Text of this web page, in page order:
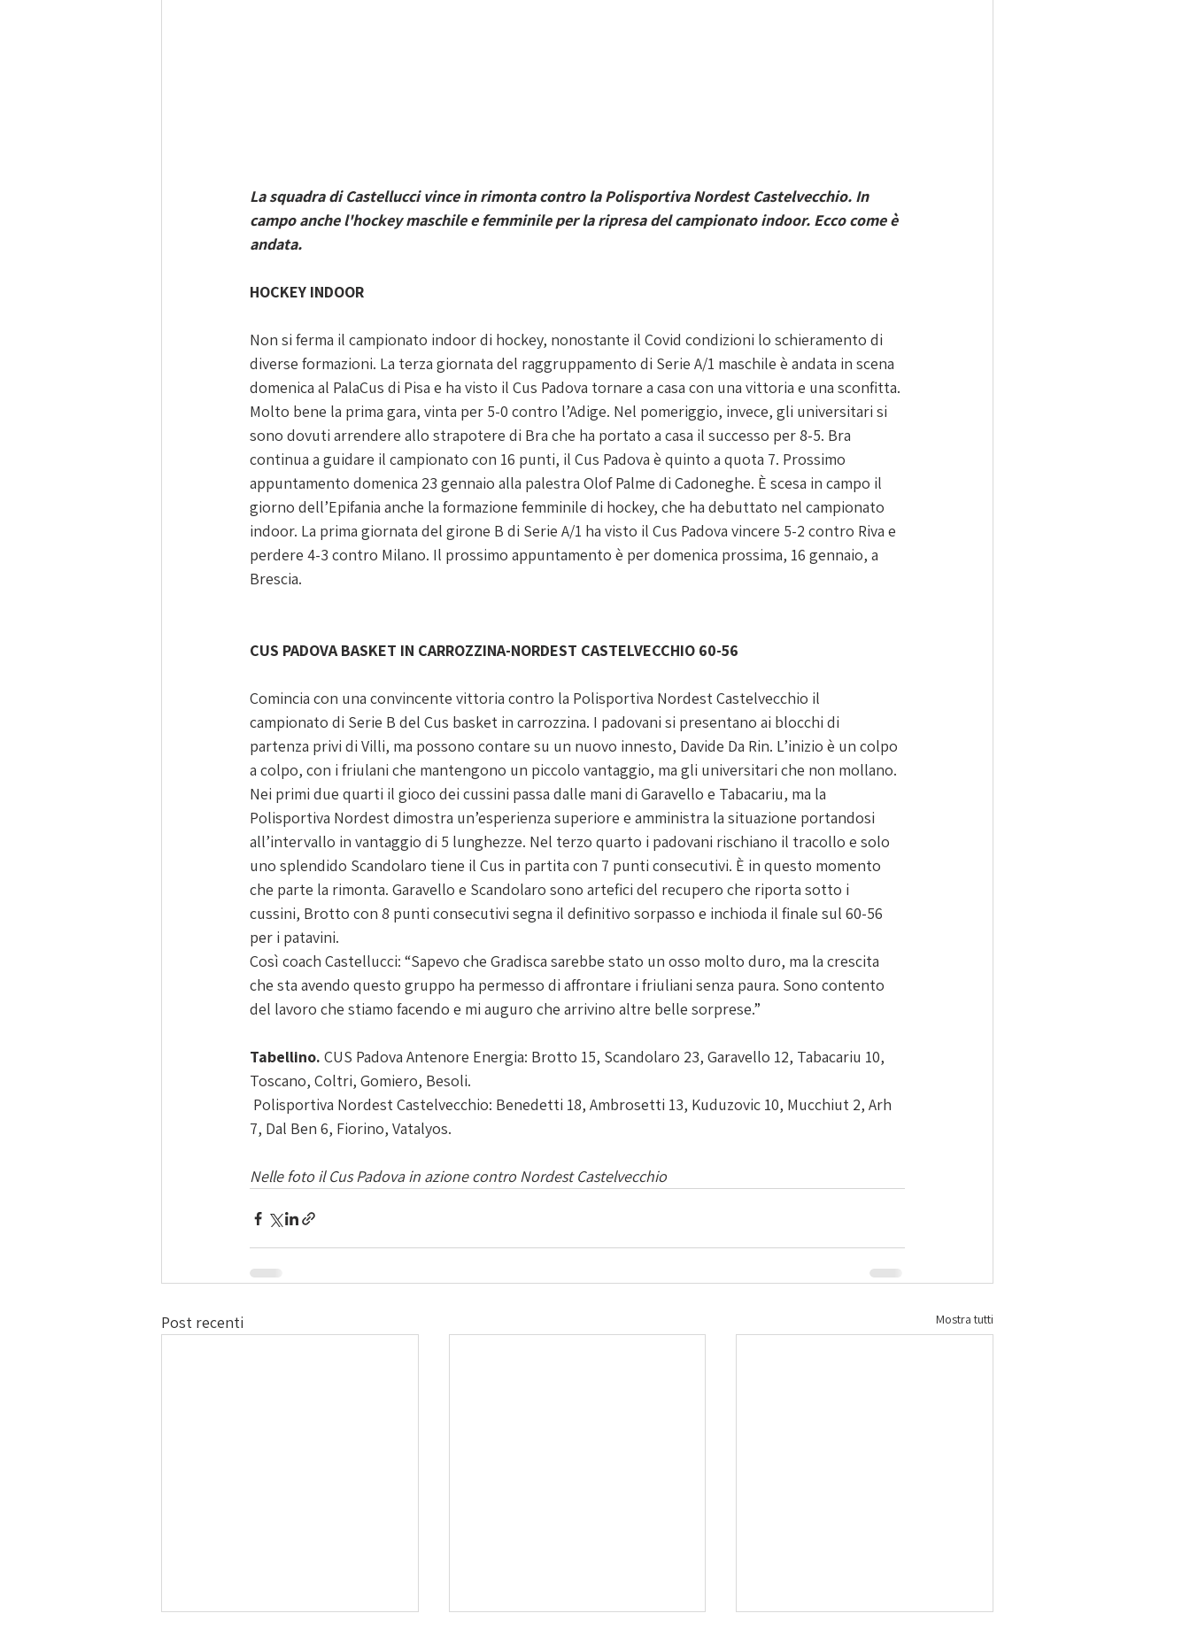
La squadra di Castellucci vince in rimonta contro la Polisportiva Nordest Castelvecchio. In
campo anche l'hockey maschile e femminile per la ripresa del campionato indoor. Ecco come è
andata.
HOCKEY INDOOR
Non si ferma il campionato indoor di hockey, nonostante il Covid condizioni lo schieramento di
diverse formazioni. La terza giornata del raggruppamento di Serie A/1 maschile è andata in scena
domenica al PalaCus di Pisa e ha visto il Cus Padova tornare a casa con una vittoria e una sconfitta.
Molto bene la prima gara, vinta per 5-0 contro l’Adige. Nel pomeriggio, invece, gli universitari si
sono dovuti arrendere allo strapotere di Bra che ha portato a casa il successo per 8-5. Bra
continua a guidare il campionato con 16 punti, il Cus Padova è quinto a quota 7. Prossimo
appuntamento domenica 23 gennaio alla palestra Olof Palme di Cadoneghe. È scesa in campo il
giorno dell’Epifania anche la formazione femminile di hockey, che ha debuttato nel campionato
indoor. La prima giornata del girone B di Serie A/1 ha visto il Cus Padova vincere 5-2 contro Riva e
perdere 4-3 contro Milano. Il prossimo appuntamento è per domenica prossima, 16 gennaio, a
Brescia.
CUS PADOVA BASKET IN CARROZZINA-NORDEST CASTELVECCHIO 60-56
Comincia con una convincente vittoria contro la Polisportiva Nordest Castelvecchio il
campionato di Serie B del Cus basket in carrozzina. I padovani si presentano ai blocchi di
partenza privi di Villi, ma possono contare su un nuovo innesto, Davide Da Rin. L’inizio è un colpo
a colpo, con i friulani che mantengono un piccolo vantaggio, ma gli universitari che non mollano.
Nei primi due quarti il gioco dei cussini passa dalle mani di Garavello e Tabacariu, ma la
Polisportiva Nordest dimostra un’esperienza superiore e amministra la situazione portandosi
all’intervallo in vantaggio di 5 lunghezze. Nel terzo quarto i padovani rischiano il tracollo e solo
uno splendido Scandolaro tiene il Cus in partita con 7 punti consecutivi. È in questo momento
che parte la rimonta. Garavello e Scandolaro sono artefici del recupero che riporta sotto i
cussini, Brotto con 8 punti consecutivi segna il definitivo sorpasso e inchioda il finale sul 60-56
per i patavini.
Così coach Castellucci: “Sapevo che Gradisca sarebbe stato un osso molto duro, ma la crescita
che sta avendo questo gruppo ha permesso di affrontare i friuliani senza paura. Sono contento
del lavoro che stiamo facendo e mi auguro che arrivino altre belle sorprese.”
Tabellino. CUS Padova Antenore Energia: Brotto 15, Scandolaro 23, Garavello 12, Tabacariu 10,
Toscano, Coltri, Gomiero, Besoli.
7, Dal Ben 6, Fiorino, Vatalyos.
Nelle foto il Cus Padova in azione contro Nordest Castelvecchio
Post recenti Mostra tutti